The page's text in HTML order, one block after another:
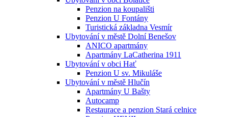
Penzion na koupališti
Penzion U Fontány
Turistická základna Vesmír
Ubytování v městě Dolní Benešov
ANICO apartmány
Apartmány LaCatherina 1911
Ubytování v obci Hať
Penzion U sv. Mikuláše
Ubytování v městě Hlučín
Apartmány U Bašty
Autocamp
Restaurace a penzion Stará celnice